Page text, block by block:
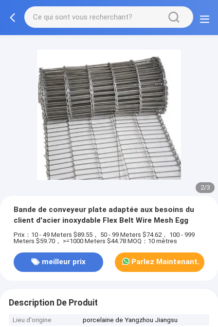
3/3
Bande de conveyeur plate adaptée aux besoins du
client d'acier inoxydable Flex Belt Wire Mesh Egg
Prix：10 - 49 Meters $89.55， 50 - 99 Meters $74.62， 100 - 999
Meters $59.70， >=1000 Meters $44.78 MOQ：10 mètres
meilleur prix Parlez Maintenant.
Description De Produit
Lieu d'origine
porcelaine de Yangzhou Jiangsu